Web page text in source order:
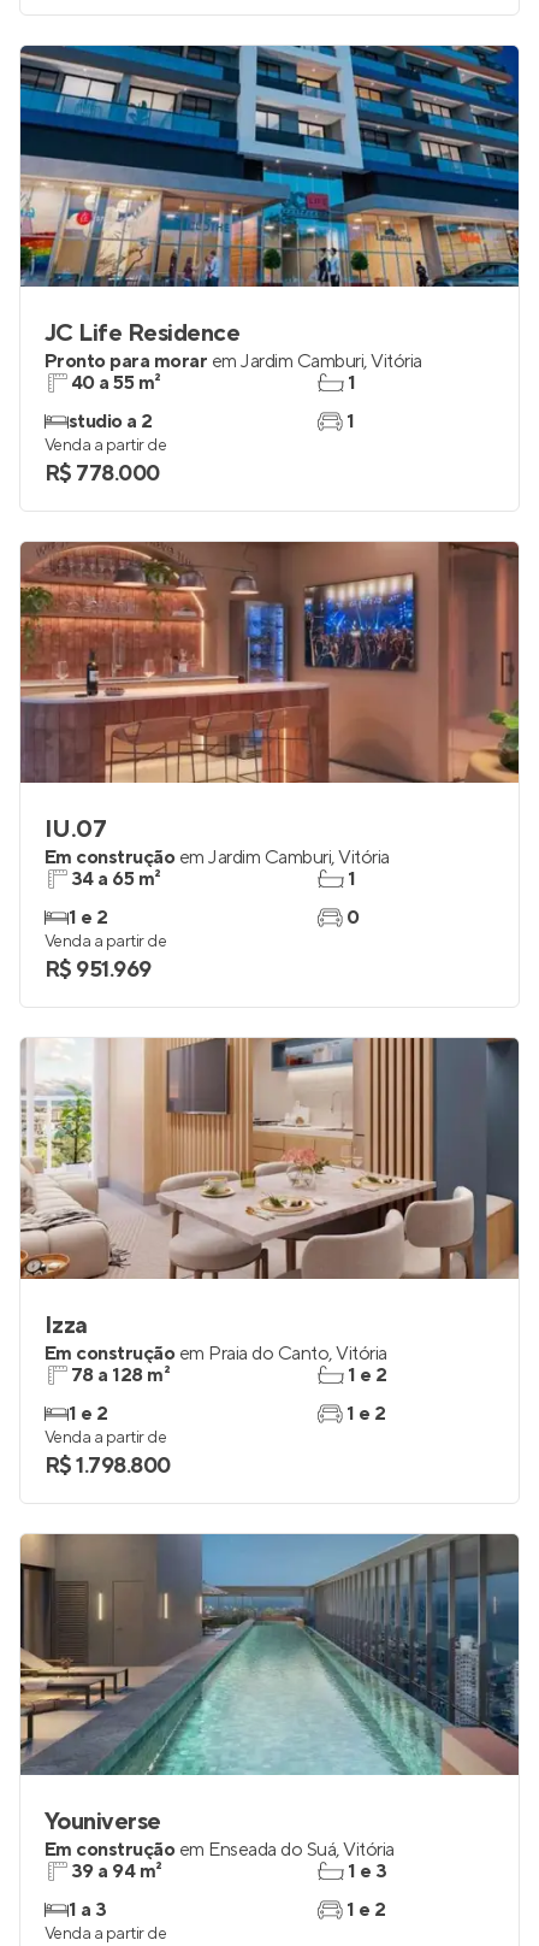
JC Life Residence
Pronto para morar em Jardim Camburi,Vitória
40 a 55 m²
studio a 2
1
1
Venda a partir de
R$ 778.000
IU.07
Em construção em Jardim Camburi,Vitória
34 a 65 m²
1 e 2
1
0
Venda a partir de
R$ 951.969
Izza
Em construção em Praia do Canto,Vitória
78 a 128 m²
1 e 2
1 e 2
1 e 2
Venda a partir de
R$ 1.798.800
Youniverse
Em construção em Enseada do Suá,Vitória
39 a 94 m²
1 a 3
1 e 3
1 e 2
Venda a partir de